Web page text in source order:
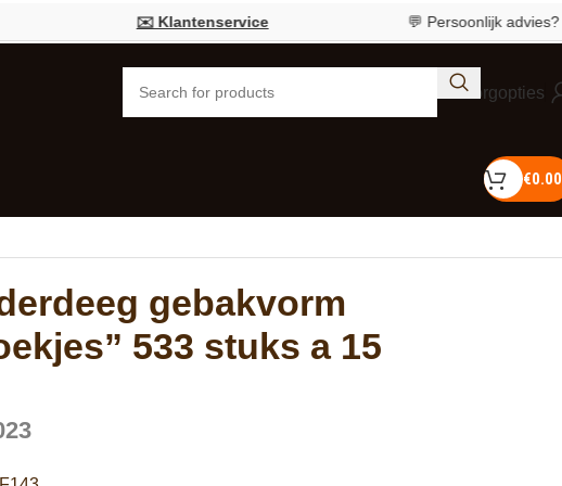
✉️ Klantenservice 💬 Persoonlijk advies?Bel
Bezorgopties
€0.00
gebakvorm
533 stuks a 15